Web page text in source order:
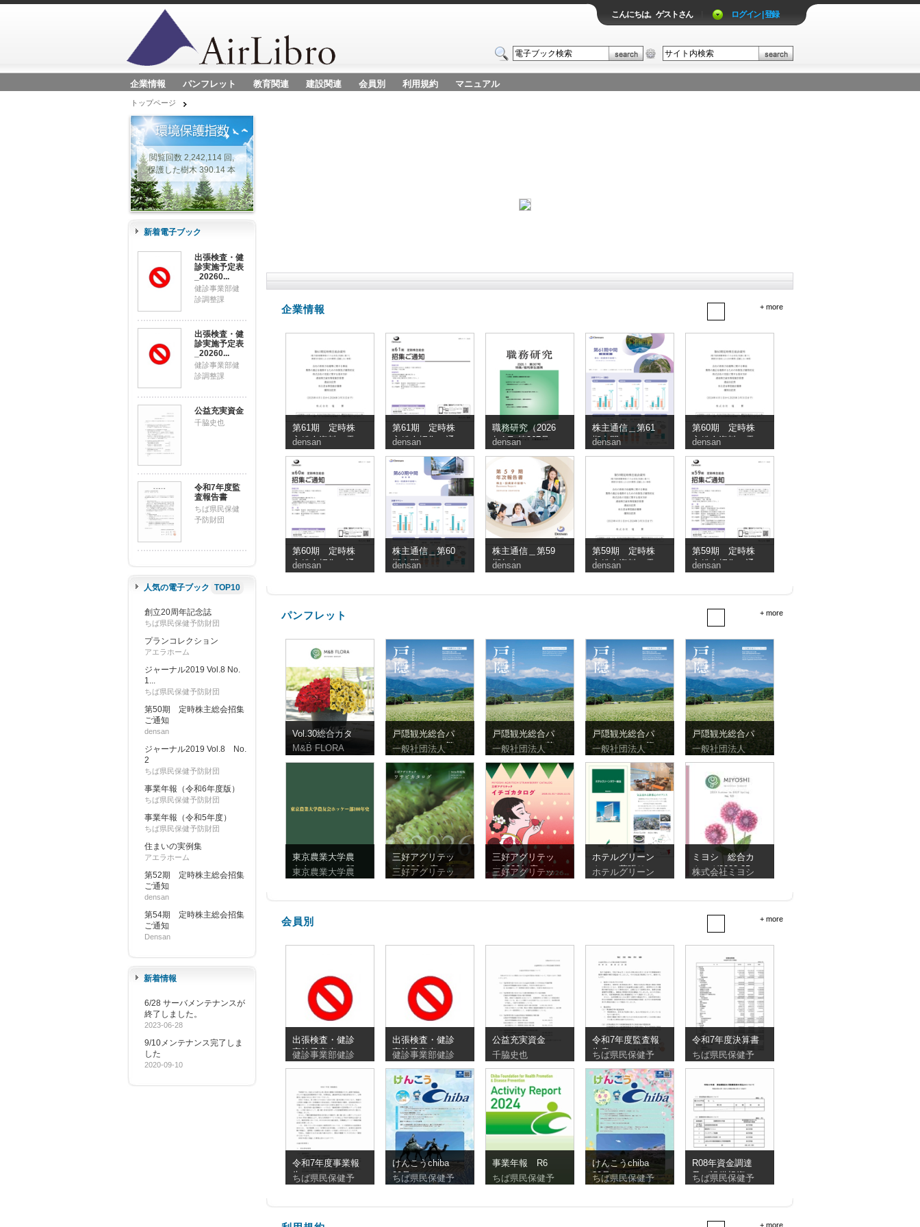
こんにちは。ゲストさん ログイン | 登録
企業情報 パンフレット 教育関連 建設関連 会員別 利用規約 マニュアル
トップページ
閲覧回数 2,242,114 回,
保護した樹木 390.14 本
新着電子ブック
出張検査・健
診実施予定表
_20260...
健診事業部健
診調整課
出張検査・健
診実施予定表
_20260...
健診事業部健
診調整課
公益充実資金
千脇史也
令和7年度監
査報告書
ちば県民保健
予防財団
人気の電子ブック TOP10
創立20周年記念誌
ちば県民保健予防財団
プランコレクション
アエラホーム
ジャーナル2019 Vol.8 No.
1...
ちば県民保健予防財団
第50期 定時株主総会招集
ご通知
densan
ジャーナル2019 Vol.8 No.
2
ちば県民保健予防財団
事業年報（令和6年度版）
ちば県民保健予防財団
事業年報（令和5年度）
ちば県民保健予防財団
住まいの実例集
アエラホーム
第52期 定時株主総会招集
ご通知
densan
第54期 定時株主総会招集
ご通知
Densan
新着情報
6/28 サーバメンテナンスが
終了しました。
2023-06-28
9/10メンテナンス完了しま
した
2020-09-10
企業情報 + more
第61期 定時株
主総会資料（電
子提供措置事項
のうち交付書面
省略事項）
densan
第61期 定時株
主総会招集ご通
知
densan
職務研究（2026
年1月 第367号）
_電算
densan
株主通信＿第61
期中間
densan
第60期 定時株
主総会資料（電
子提供措置事項
のうち交付書面
省略事項）
densan
第60期 定時株
主総会招集ご通
知
densan
株主通信＿第60
期中間
densan
株主通信＿第59
期年次
densan
第59期 定時株
主総会資料（電
子提供措置事項
densan
第59期 定時株
主総会招集ご通
知
densan
パンフレット + more
Vol.30総合カタ
ログ
M&B FLORA
戸隠観光総合パ
ンフレット（繁
体字）
一般社団法人
戸隠観光総合パ
ンフレット（英
語）
一般社団法人
戸隠観光総合パ
ンフレット（簡
体字）
一般社団法人
戸隠観光総合パ
ンフレット
一般社団法人
東京農業大学農
友会ホッケー部
100年史
東京農業大学農
三好アグリテッ
ク2026年度ワサ
ビ
三好アグリテッ
三好アグリテッ
ク2026年度イチ
ゴ
三好アグリテッ
ホテルグリーン
タワー幕張リー
フレット
ホテルグリーン
ミヨシ 総合カ
タログ2023-25
株式会社ミヨシ
会員別 + more
出張検査・健診
実施予定表
_20260810_20260830
健診事業部健診
出張検査・健診
実施予定表
_20260727_20260809
健診事業部健診
公益充実資金
千脇史也
令和7年度監査報
告書
ちば県民保健予
令和7年度決算書
ちば県民保健予
令和7年度事業報
告
ちば県民保健予
けんこうchiba
90号
ちば県民保健予
事業年報 R6
ちば県民保健予
けんこうchiba
89号
ちば県民保健予
R08年資金調達
及び設備投資の
見込
ちば県民保健予
+ more